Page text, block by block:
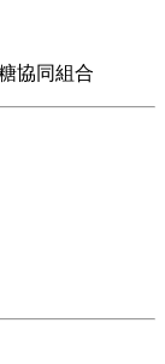
協同組合